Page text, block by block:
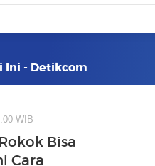
Ini - Detikcom
WIB
Bisa
Cara